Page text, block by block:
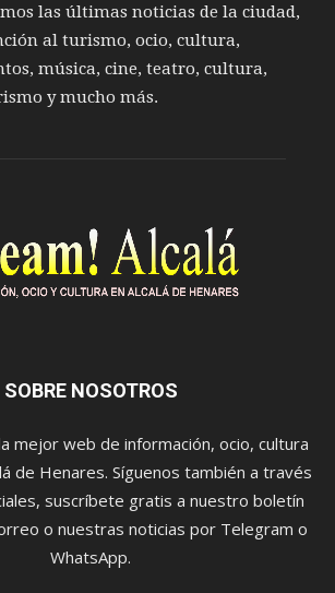
las últimas noticias de la ciudad,
al turismo, ocio, cultura,
música, cine, teatro, cultura,
y mucho más.
SOBRE NOSOTROS
mejor web de información, ocio, cultura
de Henares. Síguenos también a través
suscríbete gratis a nuestro boletín
o nuestras noticias por Telegram o
WhatsApp.